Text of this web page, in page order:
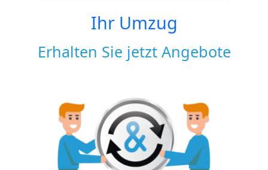
Ihr Umzug
Erhalten Sie jetzt Angebote